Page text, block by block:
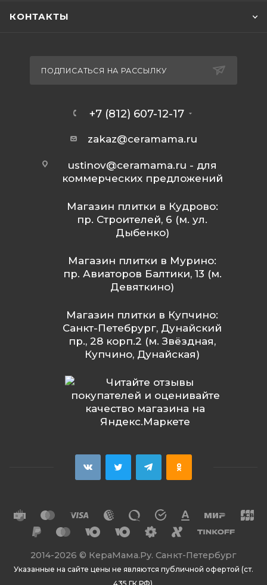
КОНТАКТЫ
ПОДПИСАТЬСЯ НА РАССЫЛКУ
+7 (812) 607-12-17
zakaz@ceramama.ru
ustinov@ceramama.ru - для
коммерческих предложений
Магазин плитки в Кудрово:
пр. Строителей, 6 (м. ул.
Дыбенко)
Магазин плитки в Мурино:
пр. Авиаторов Балтики, 13 (м.
Девяткино)
Магазин плитки в Купчино:
Санкт-Петебрург, Дунайский
пр., 28 корп.2 (м. Звёздная,
Купчино, Дунайская)
2014-2026 © КераМама.Ру. Санкт-Петербург
Указанные на сайте цены не являются публичной офертой (ст.